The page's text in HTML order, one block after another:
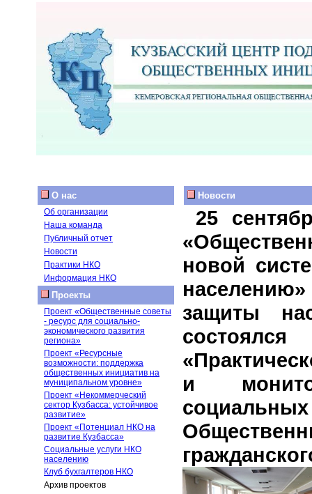
О нас
Об организации
Наша команда
Публичный отчет
Новости
Практики НКО
Информация НКО
Проекты
Проект «Общественные советы
- ресурс для социально-
экономического развития
региона»
Проект «Ресурсные
возможности: поддержка
общественных инициатив на
муниципальном уровне»
Проект «Некоммерческий
сектор Кузбасса: устойчивое
развитие»
Проект «Потенциал НКО на
развитие Кузбасса»
Социальные услуги НКО
населению
Клуб бухгалтеров НКО
Архив проектов
Новости
25
новой
защиты
и